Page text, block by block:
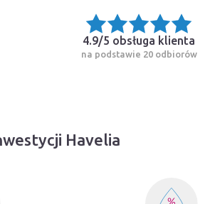
4.9/5 obsługa klienta
na podstawie 20 odbiorów
Havelia